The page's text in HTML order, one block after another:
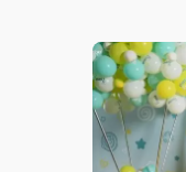
İLETIŞIM